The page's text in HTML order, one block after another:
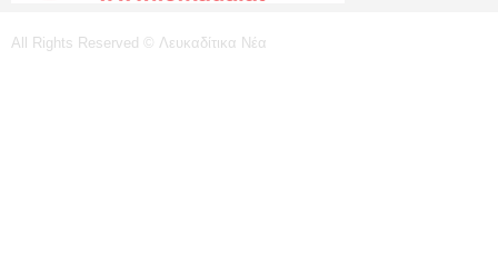
All Rights Reserved © Λευκαδίτικα Νέα